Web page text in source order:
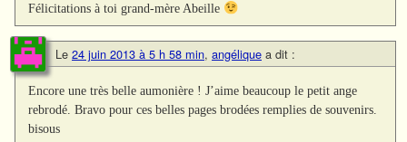
Félicitations à toi grand-mère Abeille
Le 24 juin 2013 à 5 h 58 min, angélique a dit :
Encore une très belle aumonière ! J’aime beaucoup le petit ange
rebrodé. Bravo pour ces belles pages brodées remplies de souvenirs.
bisous